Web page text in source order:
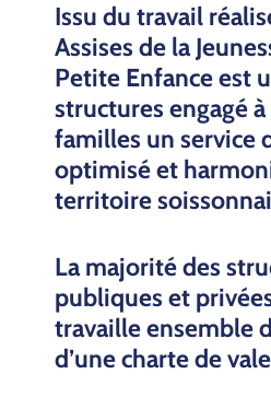
Issu du travail
Assises de la
Petite Enfance est
structures engagé
familles un service
optimisé et
territoire
La majorité des
publiques et
travaille ensemble
d’une charte de